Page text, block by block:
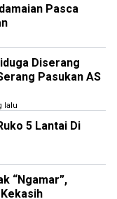
Pasca
Diserang
Pasukan AS
lalu
5 Lantai Di
“Ngamar”,